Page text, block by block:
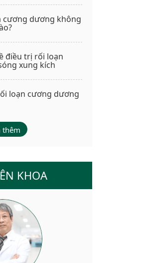
cương dương không
điều trị rối loạn
xung kích
loạn cương dương
thêm
KHOA